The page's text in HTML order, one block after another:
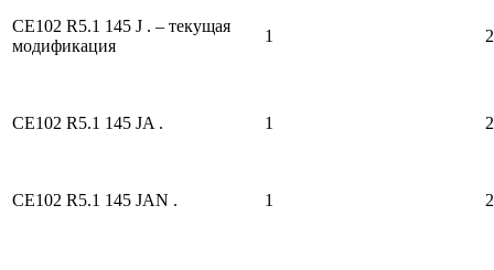
CE102 R5.1 145 J . – текущая
модификация
1
CE102 R5.1 145 JA . 1
CE102 R5.1 145 JAN . 1